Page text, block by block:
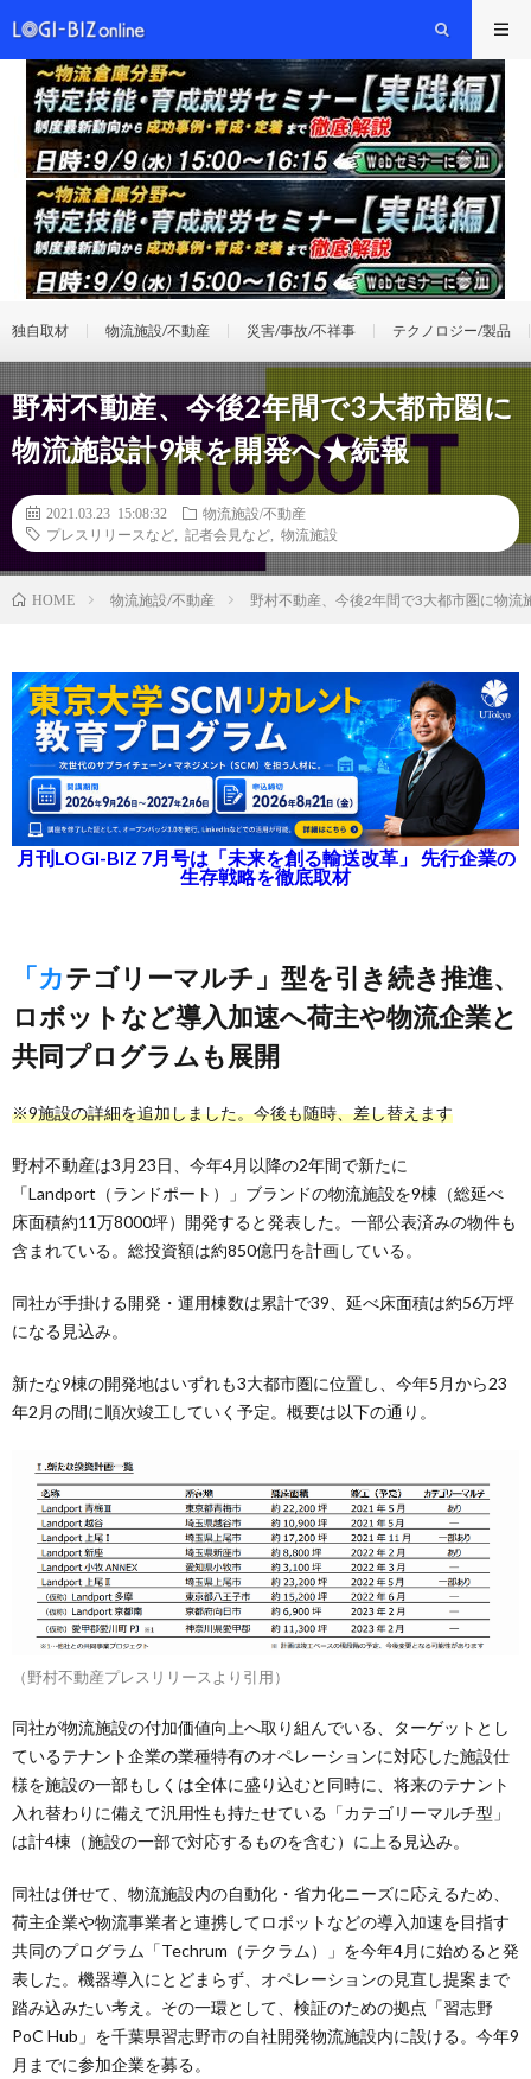
独自取材 物流施設/不動産 災害/事故/不祥事 テクノロジー/製品
野村不動産、今後2年間で3大都市圏に
物流施設計9棟を開発へ★続報
2021.03.23 15:08:32
物流施設/不動産
プレスリリースなど
記者会見など 物流施設
HOME 物流施設/不動産 野村不動産、今後2年間で3大都市圏に物
月刊LOGI-BIZ 7月号は「未来を創る輸送改革」 先行企業の
生存戦略を徹底取材
「カテゴリーマルチ」型を引き続き推進、
ロボットなど導入加速へ荷主や物流企業と
共同プログラムも展開
※9施設の詳細を追加しました。今後も随時、差し替えます
野村不動産は3月23日、今年4月以降の2年間で新たに
「Landport（ランドポート）」ブランドの物流施設を9棟（総延べ
床面積約11万8000坪）開発すると発表した。一部公表済みの物件も
含まれている。総投資額は約850億円を計画している。
同社が手掛ける開発・運用棟数は累計で39、延べ床面積は約56万坪
になる見込み。
新たな9棟の開発地はいずれも3大都市圏に位置し、今年5月から23
年2月の間に順次竣工していく予定。概要は以下の通り。
（野村不動産プレスリリースより引用）
同社が物流施設の付加価値向上へ取り組んでいる、ターゲットとし
ているテナント企業の業種特有のオペレーションに対応した施設仕
様を施設の一部もしくは全体に盛り込むと同時に、将来のテナント
入れ替わりに備えて汎用性も持たせている「カテゴリーマルチ型」
は計4棟（施設の一部で対応するものを含む）に上る見込み。
同社は併せて、物流施設内の自動化・省力化ニーズに応えるため、
荷主企業や物流事業者と連携してロボットなどの導入加速を目指す
共同のプログラム「Techrum（テクラム）」を今年4月に始めると発
表した。機器導入にとどまらず、オペレーションの見直し提案まで
踏み込みたい考え。その一環として、検証のための拠点「習志野
PoC Hub」を千葉県習志野市の自社開発物流施設内に設ける。今年9
月までに参加企業を募る。